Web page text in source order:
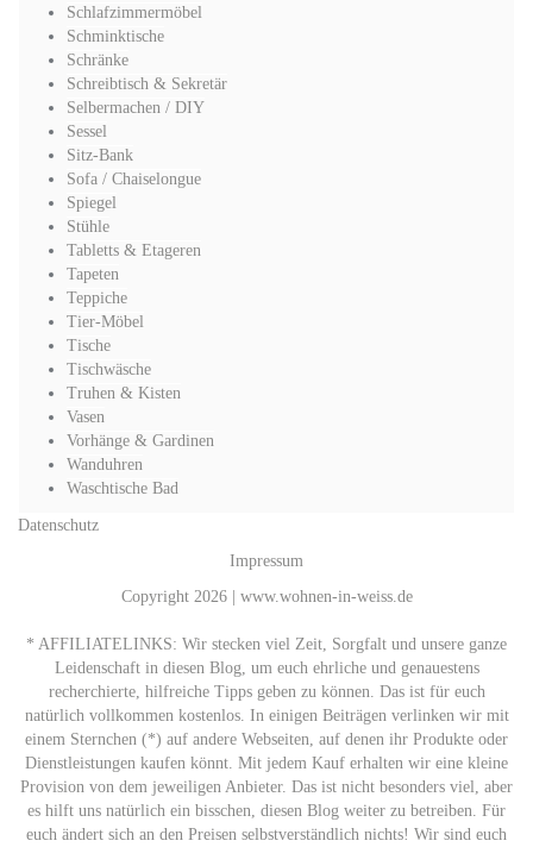
Schlafzimmermöbel
Schminktische
Schränke
Schreibtisch & Sekretär
Selbermachen / DIY
Sessel
Sitz-Bank
Sofa / Chaiselongue
Spiegel
Stühle
Tabletts & Etageren
Tapeten
Teppiche
Tier-Möbel
Tische
Tischwäsche
Truhen & Kisten
Vasen
Vorhänge & Gardinen
Wanduhren
Waschtische Bad
Datenschutz
Impressum
Copyright 2026 | www.wohnen-in-weiss.de
* AFFILIATELINKS: Wir stecken viel Zeit, Sorgfalt und unsere ganze
Leidenschaft in diesen Blog, um euch ehrliche und genauestens
recherchierte, hilfreiche Tipps geben zu können. Das ist für euch
natürlich vollkommen kostenlos. In einigen Beiträgen verlinken wir mit
einem Sternchen (*) auf andere Webseiten, auf denen ihr Produkte oder
Dienstleistungen kaufen könnt. Mit jedem Kauf erhalten wir eine kleine
Provision von dem jeweiligen Anbieter. Das ist nicht besonders viel, aber
es hilft uns natürlich ein bisschen, diesen Blog weiter zu betreiben. Für
euch ändert sich an den Preisen selbstverständlich nichts! Wir sind euch